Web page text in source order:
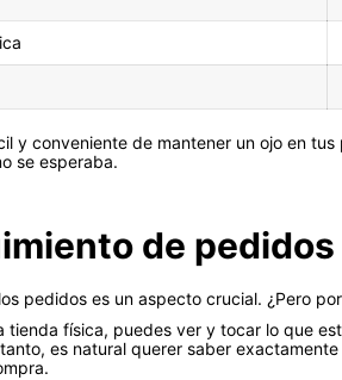
y conveniente de mantener un ojo en
se esperaba.
de
pedidos es un aspecto crucial. ¿Pero
física, puedes ver y tocar lo que
es natural querer saber